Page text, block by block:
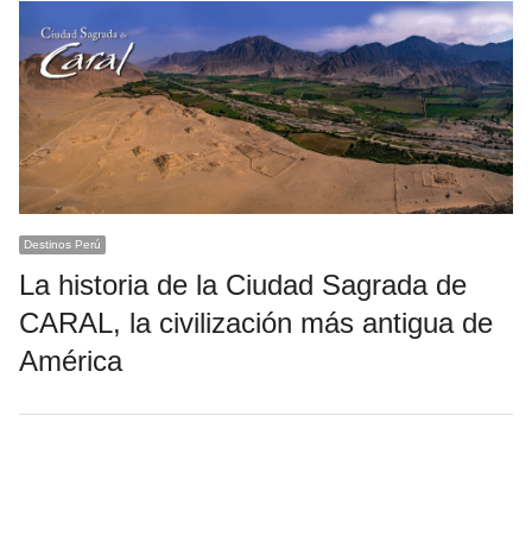
Destinos Perú
La historia de la Ciudad Sagrada de
CARAL, la civilización más antigua de
América